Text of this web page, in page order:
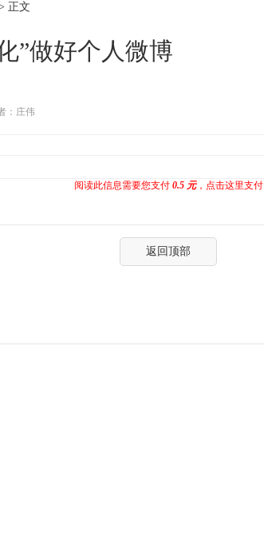
正文
”做好个人微博
：庄伟
阅读此信息需要您支付 0.5 元，点击这里支付
返回顶部